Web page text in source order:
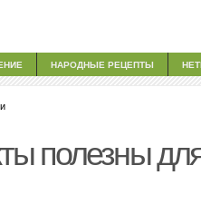
НАРОДНЫЕ РЕЦЕПТЫ
полезны